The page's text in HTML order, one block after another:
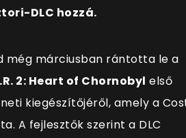
DLC hozzá.
még márciusban rántotta le a
2: Heart of Chornobyl első
kiegészítőjéről, amely a
A fejlesztők szerint a DLC